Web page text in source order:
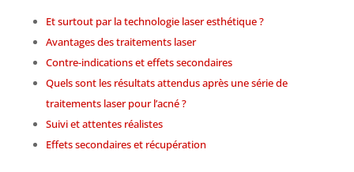
Et surtout par la technologie laser esthétique ?
Avantages destraitements laser
Contre-indications et effets secondaires
Quels sont les résultats attendus après une série de
traitements laser pour l’acné ?
Suivi et attentes réalistes
Effets secondaires et récupération